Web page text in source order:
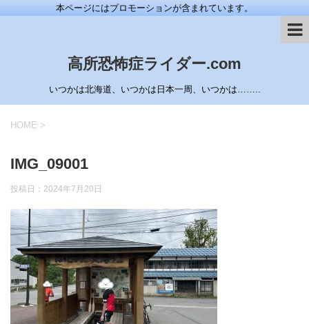
本ページにはプロモーションが含まれています。
高所恐怖症ライダー.com
いつかは北海道、いつかは日本一周、いつかは……..
HOME >
IMG_09001
投稿日： 2024年7月20日